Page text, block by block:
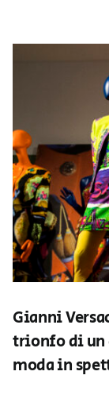
Gianni
trionfo di un
moda in